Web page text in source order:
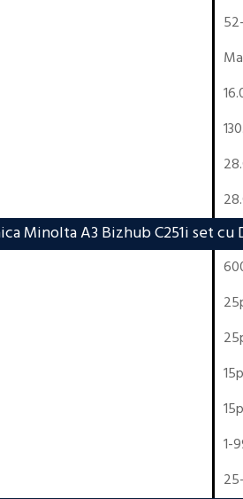
Minolta A3 Bizhub C251i set cu
1-